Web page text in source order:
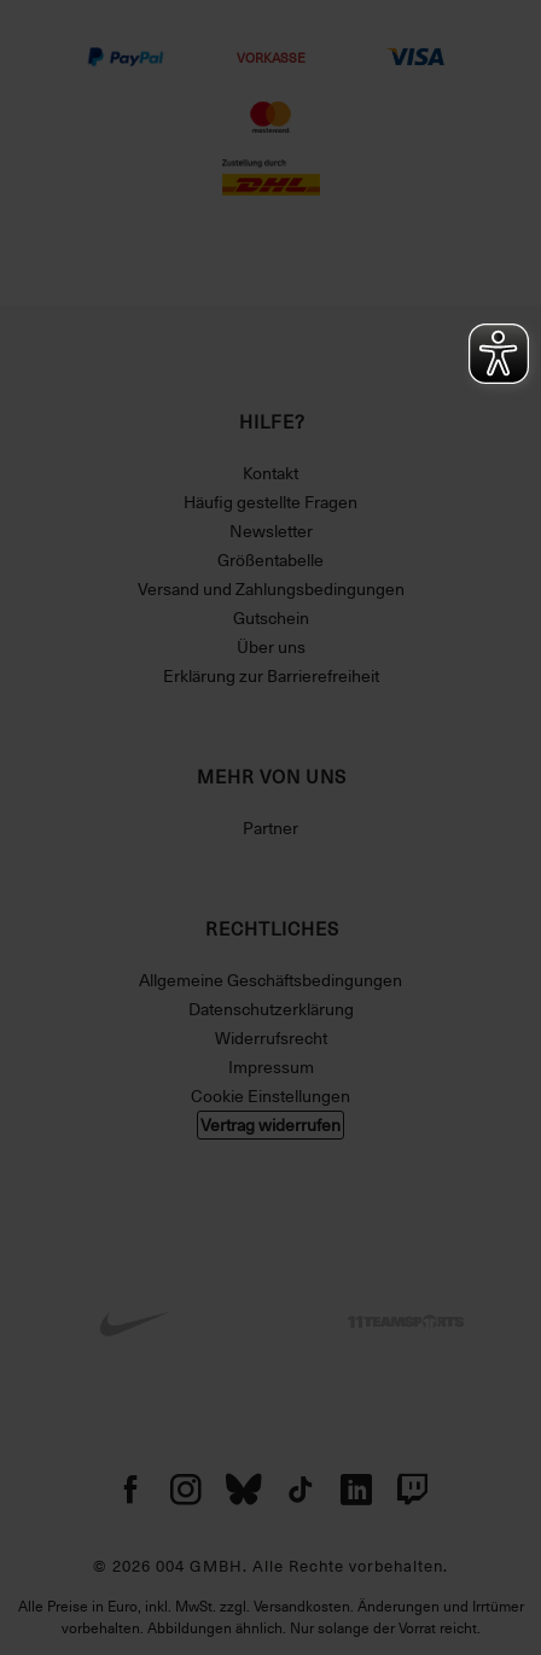
VORKASSE
HILFE?
Kontakt
Häufig gestellte Fragen
Newsletter
Größentabelle
Versand und Zahlungsbedingungen
Gutschein
Über uns
Erklärung zur Barrierefreiheit
MEHR VON UNS
Partner
RECHTLICHES
Allgemeine Geschäftsbedingungen
Datenschutzerklärung
Widerrufsrecht
Impressum
Cookie Einstellungen
Vertrag widerrufen
© 2026 004 GMBH. Alle Rechte vorbehalten.
Alle Preise in Euro, inkl. MwSt. zzgl. Versandkosten. Änderungen und Irrtümer
vorbehalten. Abbildungen ähnlich. Nur solange der Vorrat reicht.